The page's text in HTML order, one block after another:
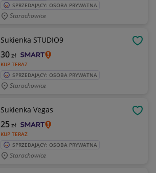
SPRZEDAJĄCY: OSOBA PRYWATNA
Starachowice
Sukienka STUDIO9
KUP TERAZ
30zł
SPRZEDAJĄCY: OSOBA PRYWATNA
Starachowice
Sukienka Vegas
KUP TERAZ
25zł
SPRZEDAJĄCY: OSOBA PRYWATNA
Starachowice